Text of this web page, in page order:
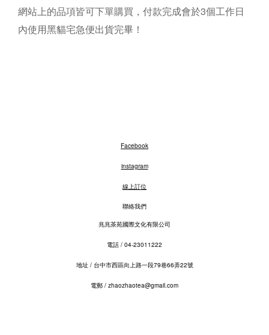
網站上的品項皆可下單購買，付款完成會於3個工作日
內使用黑貓宅急便出貨完畢！
Facebook
instagram
線上訂位
聯絡我們
兆兆茶苑國際文化有限公司
電話 / 04-23011222​
地址 / 台中市西區向上路一段79巷66弄22號
電郵 / zhaozhaotea@gmail.com